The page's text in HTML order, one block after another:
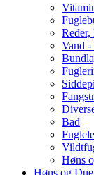
Vand -
Bad
Høns
Høns og